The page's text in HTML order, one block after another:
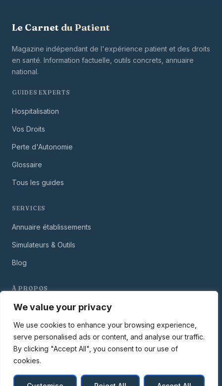
We value your privacy
We use cookies to enhance your browsing experience,
serve personalised ads or content, and analyse our traffic.
By clicking "Accept All", you consent to our use of
cookies.
Le Carnet du Patient
Magazine indépendant de l'expérience patient et des droits
en santé. Information factuelle, outils concrets, annuaire
national.
GUIDES EXPERTS
Hospitalisation
Vos Droits
Perte d'Autonomie
Glossaire
Tous les guides
SERVICES
Annuaire établissements
Simulateurs & Outils
Blog
À PROPOS
Notre Mission
Contact
non-médicale.